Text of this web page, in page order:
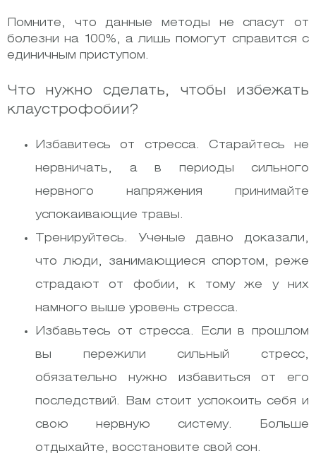
Помните, что данные методы не спасут от
болезни на 100%, а лишь помогут справится с
единичным приступом.
Что нужно сделать, чтобы избежать
клаустрофобии?
Избавитесь от стресса. Старайтесь не
нервничать, а в периоды сильного
нервного напряжения принимайте
успокаивающие травы.
Тренируйтесь. Ученые давно доказали,
что люди, занимающиеся спортом, реже
страдают от фобии, к тому же у них
намного выше уровень стресса.
Избавьтесь от стресса. Если в прошлом
вы пережили сильный стресс,
обязательно нужно избавиться от его
последствий. Вам стоит успокоить себя и
свою нервную систему. Больше
отдыхайте, восстановите свой сон.